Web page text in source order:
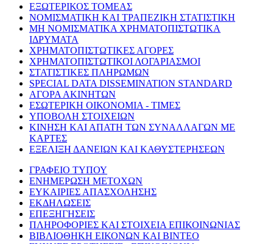
ΕΞΩΤΕΡΙΚΟΣ ΤΟΜΕΑΣ
ΝΟΜΙΣΜΑΤΙΚΗ ΚΑΙ ΤΡΑΠΕΖΙΚΗ ΣΤΑΤΙΣΤΙΚΗ
ΜΗ ΝΟΜΙΣΜΑΤΙΚΑ ΧΡΗΜΑΤΟΠΙΣΤΩΤΙΚΑ
ΙΔΡΥΜΑΤΑ
ΧΡΗΜΑΤΟΠΙΣΤΩΤΙΚΕΣ ΑΓΟΡΕΣ
ΧΡΗΜΑΤΟΠΙΣΤΩΤΙΚΟΙ ΛΟΓΑΡΙΑΣΜΟΙ
ΣΤΑΤΙΣΤΙΚΕΣ ΠΛΗΡΩΜΩΝ
SPECIAL DATA DISSEMINATION STANDARD
ΑΓΟΡΑ ΑΚΙΝΗΤΩΝ
ΕΣΩΤΕΡΙΚΗ ΟΙΚΟΝΟΜΙΑ - ΤΙΜΕΣ
ΥΠΟΒΟΛΗ ΣΤΟΙΧΕΙΩΝ
ΚΙΝΗΣΗ ΚΑΙ ΑΠΑΤΗ ΤΩΝ ΣΥΝΑΛΛΑΓΩΝ ΜΕ
ΚΑΡΤΕΣ
ΕΞΕΛΙΞΗ ΔΑΝΕΙΩΝ ΚΑΙ ΚΑΘΥΣΤΕΡΗΣΕΩΝ
ΓΡΑΦΕΙΟ ΤΥΠΟΥ
ΕΝΗΜΕΡΩΣΗ ΜΕΤΟΧΩΝ
ΕΥΚΑΙΡΙΕΣ ΑΠΑΣΧΟΛΗΣΗΣ
ΕΚΔΗΛΩΣΕΙΣ
ΕΠΕΞΗΓΗΣΕΙΣ
ΠΛΗΡΟΦΟΡΙΕΣ ΚΑΙ ΣΤΟΙΧΕΙΑ ΕΠΙΚΟΙΝΩΝΙΑΣ
ΒΙΒΛΙΟΘΗΚΗ ΕΙΚΟΝΩΝ ΚΑΙ ΒΙΝΤΕΟ